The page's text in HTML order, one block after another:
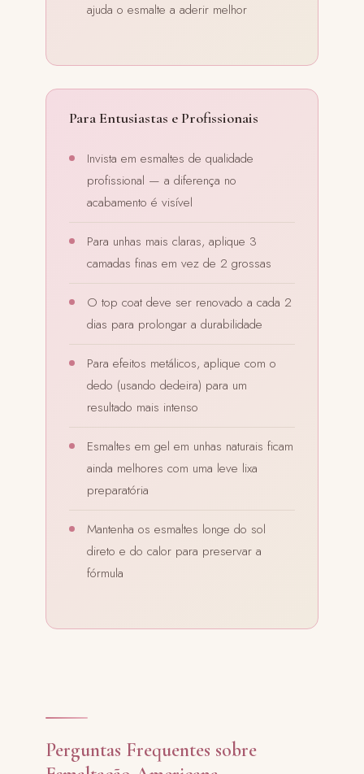
ajuda o esmalte a aderir melhor
Para Entusiastas e Profissionais
Invista em esmaltes de qualidade
profissional — a diferença no
acabamento é visível
Para unhas mais claras, aplique 3
camadas finas em vez de 2 grossas
O top coat deve ser renovado a cada 2
dias para prolongar a durabilidade
Para efeitos metálicos, aplique com o
dedo (usando dedeira) para um
resultado mais intenso
Esmaltes em gel em unhas naturais ficam
ainda melhores com uma leve lixa
preparatória
Mantenha os esmaltes longe do sol
direto e do calor para preservar a
fórmula
Perguntas Frequentes sobre